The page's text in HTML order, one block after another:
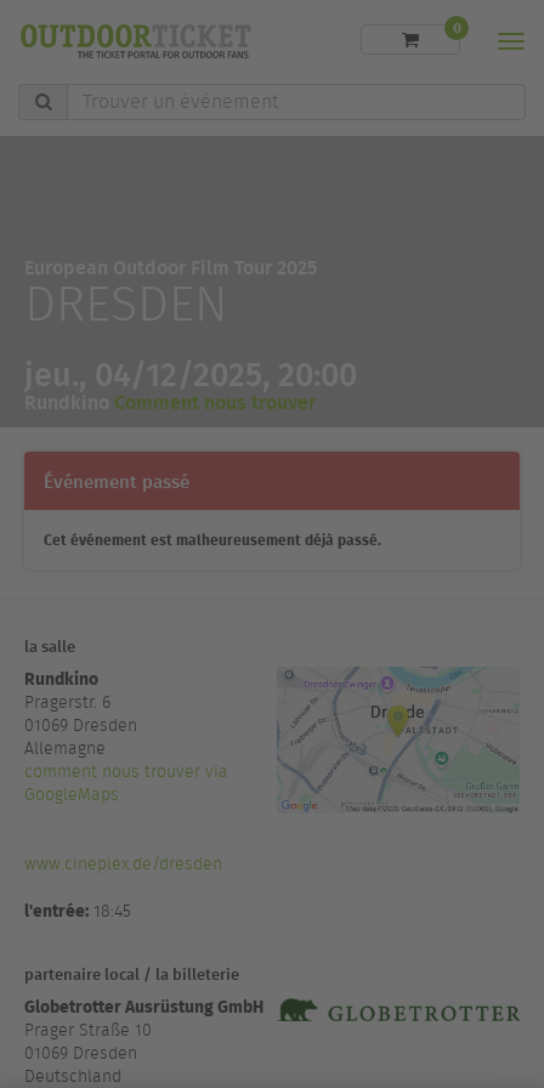
Trouver
0
Comment nous trouver
Événement passé
Cet événement est malheureusement déjà passé.
la salle
Rundkino
Pragerstr. 6
01069 Dresden
Allemagne
comment nous trouver via
GoogleMaps
www.cineplex.de/dresden
l'entrée: 18:45
partenaire local / la billeterie
Globetrotter Ausrüstung GmbH
Prager Straße 10
01069 Dresden
Deutschland